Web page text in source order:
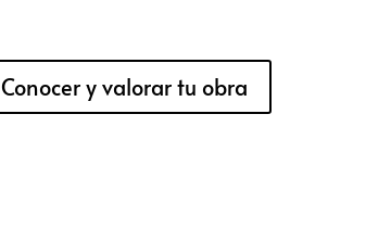
Conocer y valorar tu obra